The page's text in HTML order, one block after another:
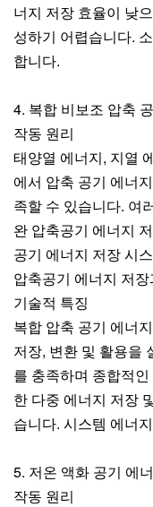
너지 저장 효율이 낮
성하기 어렵습니다.
합니다.
4. 복합 비보조 압축
작동 원리
태양열 에너지, 지열
에서 압축 공기 에너
족할 수 있습니다. 여
완 압축공기 에너지
공기 에너지 저장 시
압축공기 에너지 저
기술적 특징
복합 압축 공기 에너
저장, 변환 및 활용을
를 충족하며 종합적
한 다중 에너지 저장
습니다. 시스템 에너
5. 저온 액화 공기 에
작동 원리